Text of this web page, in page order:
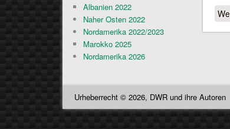
Albanien 2022
Naher Osten 2022
Nordamerika 2022/2023
Marokko 2025
Nordamerika 2026
Urheberrecht © 2026, DWR und ihre Autoren